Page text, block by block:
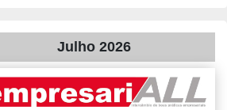
Julho 2026